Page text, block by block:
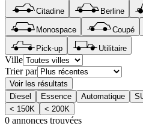
Citadine Berline
Monospace Coupé
Pick-up Utilitaire
Ville
Trier par
Voir les résultats
Diesel
Essence Automatique
< 150K
< 200K
0 annonces trouvées